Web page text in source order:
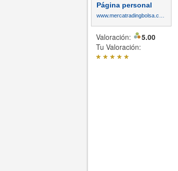
Página personal
Valoración:
5.00
Tu Valoración:
*****